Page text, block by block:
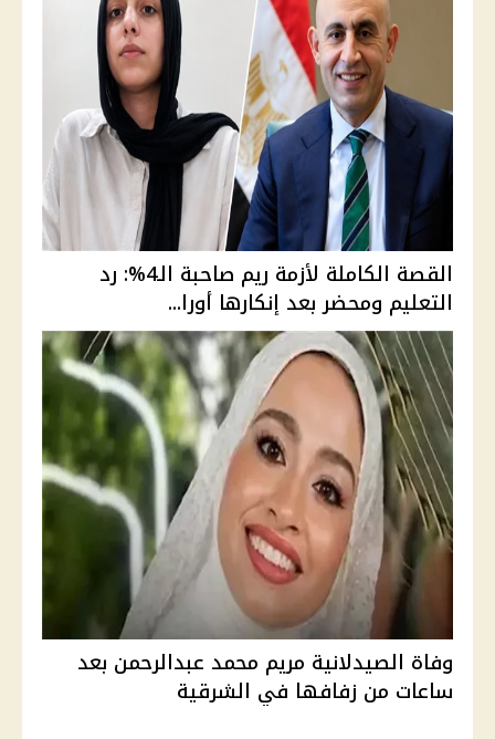
القصة الكاملة لأزمة ريم صاحبة الـ4%: رد
التعليم ومحضر بعد إنكارها أورا...
وفاة الصيدلانية مريم محمد عبدالرحمن بعد
ساعات من زفافها في الشرقية